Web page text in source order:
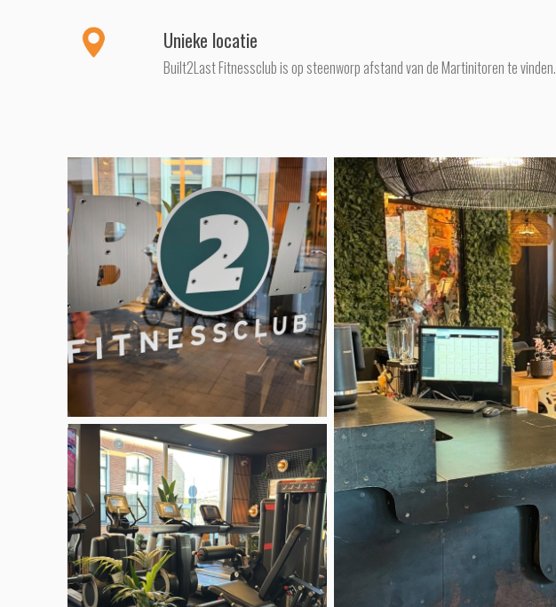
Unieke locatie
Built2Last Fitnessclub is op steenworp afstand van de Martinitoren te vinden.